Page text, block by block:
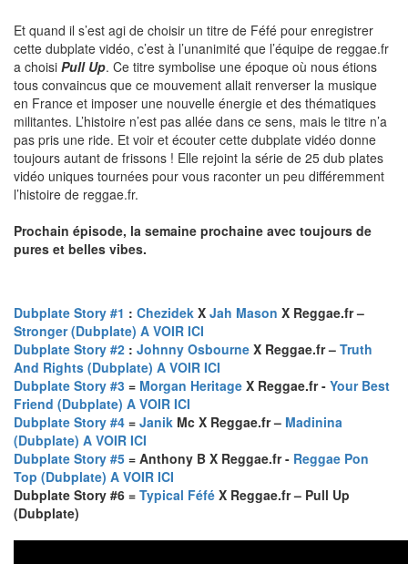
Et quand il s’est agi de choisir un titre de Féfé pour enregistrer
cette dubplate vidéo, c’est à l’unanimité que l’équipe de reggae.fr
a choisi Pull Up. Ce titre symbolise une époque où nous étions
tous convaincus que ce mouvement allait renverser la musique
en France et imposer une nouvelle énergie et des thématiques
militantes. L’histoire n’est pas allée dans ce sens, mais le titre n’a
pas pris une ride. Et voir et écouter cette dubplate vidéo donne
toujours autant de frissons ! Elle rejoint la série de 25 dub plates
vidéo uniques tournées pour vous raconter un peu différemment
l’histoire de reggae.fr.
Prochain épisode, la semaine prochaine avec toujours de
pures et belles vibes.
Dubplate Story #1 : Chezidek X Jah Mason X Reggae.fr –
Stronger (Dubplate) A VOIR ICI
Dubplate Story #2 : Johnny Osbourne X Reggae.fr – Truth
And Rights (Dubplate) A VOIR ICI
Dubplate Story #3 = Morgan Heritage X Reggae.fr - Your Best
Friend (Dubplate) A VOIR ICI
Dubplate Story #4 = Janik Mc X Reggae.fr – Madinina
(Dubplate) A VOIR ICI
Dubplate Story #5 = Anthony B X Reggae.fr - Reggae Pon
Top (Dubplate) A VOIR ICI
Dubplate Story #6 = Typical Féfé X Reggae.fr – Pull Up
(Dubplate)